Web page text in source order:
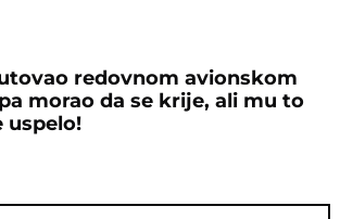
redovnom avionskom
morao da se krije, ali mu to
uspelo!